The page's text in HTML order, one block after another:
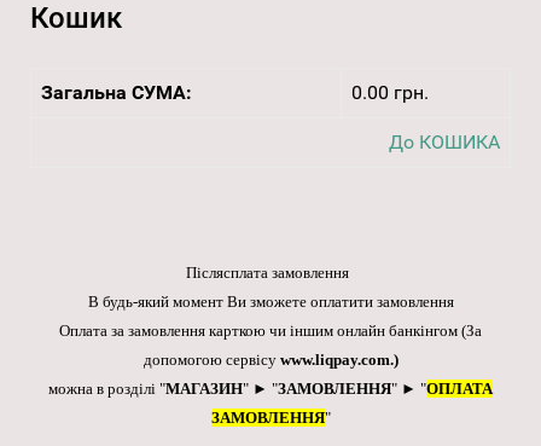
Кошик
Загальна СУМА: 0.00 грн.
До КОШИКА
Післясплата замовлення
В будь-який момент Ви зможете оплатити замовлення
Оплата за замовлення карткою чи іншим онлайн банкінгом (За
допомогою сервісу www.liqpay.com.)
можна в розділі "МАГАЗИН" ► "ЗАМОВЛЕННЯ" ► "ОПЛАТА
ЗАМОВЛЕННЯ"